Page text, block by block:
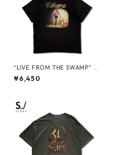
“LIVE FROM THE SWAMP" T
OUR PROMO S/S TEE
¥6,450